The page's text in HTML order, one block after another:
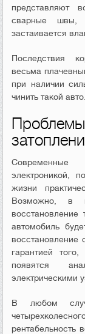
представляют
сварные швы,
застаивается
Последствия
весьма
при наличии
чинить такой авто.
Современные
электроникой,
жизни
Возможно, в
восстановление
автомобиль
восстановление
гарантией
появятся
электрическими
В любом
рентабельность